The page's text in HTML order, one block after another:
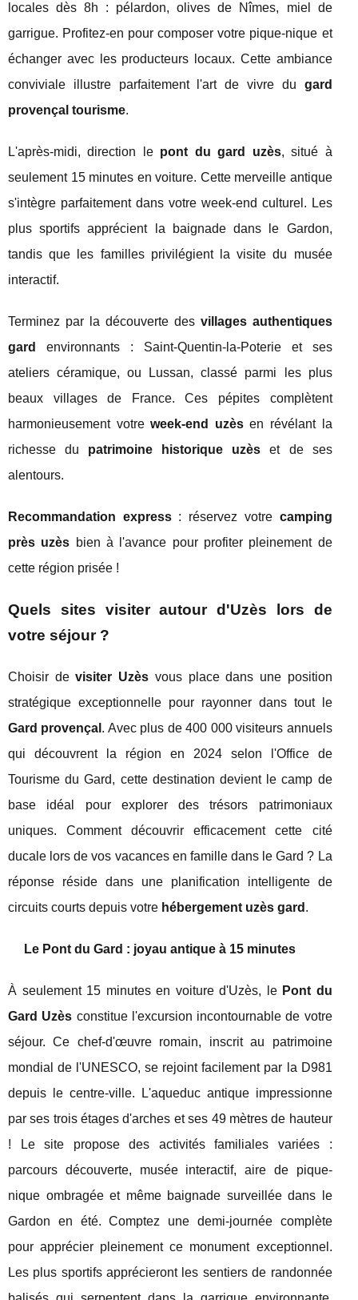
locales dès 8h : pélardon, olives de Nîmes, miel de
garrigue. Profitez-en pour composer votre pique-nique et
échanger avec les producteurs locaux. Cette ambiance
conviviale illustre parfaitement l'art de vivre du gard
provençal tourisme.
L'après-midi, direction le pont du gard uzès, situé à
seulement 15 minutes en voiture. Cette merveille antique
s'intègre parfaitement dans votre week-end culturel. Les
plus sportifs apprécient la baignade dans le Gardon,
tandis que les familles privilégient la visite du musée
interactif.
Terminez par la découverte des villages authentiques
gard
environnants : Saint-Quentin-la-Poterie et ses
ateliers céramique, ou Lussan, classé parmi les plus
beaux villages de France. Ces pépites complètent
harmonieusement votreweek-end uzèsen révélant la
richesse du patrimoine historique uzès et de ses
alentours.
Recommandation express: réservez votre camping
près uzès bien à l'avance pour profiter pleinement de
cette région prisée !
Quels sites visiter autour d'Uzès lors de
votre séjour ?
Choisir devisiter Uzès vous place dans une position
stratégique exceptionnelle pour rayonner dans tout le
Gard provençal . Avec plus de 400 000 visiteurs annuels
qui découvrent la région en 2024 selon l'Office de
Tourisme du Gard, cette destination devient le camp de
base idéal pour explorer des trésors patrimoniaux
uniques. Comment découvrir efficacement cette cité
ducale lors de vos vacances en famille dans le Gard ? La
réponse réside dans une planification intelligente de
circuits courts depuis votre hébergement uzès gard .
Le Pont du Gard : joyau antique à 15 minutes
À seulement 15 minutes en voiture d'Uzès, le Pont du
Gard Uzès constitue l'excursion incontournable de votre
séjour. Ce chef-d'œuvre romain, inscrit au patrimoine
mondial de l'UNESCO, se rejoint facilement par la D981
depuis le centre-ville. L'aqueduc antique impressionne
par ses trois étages d'arches et ses 49 mètres de hauteur
! Le site propose des activités familiales variées :
parcours découverte, musée interactif, aire de pique-
nique ombragée et même baignade surveillée dans le
Gardon en été. Comptez une demi-journée complète
pour apprécier pleinement ce monument exceptionnel.
Les plus sportifs apprécieront les sentiers de randonnée